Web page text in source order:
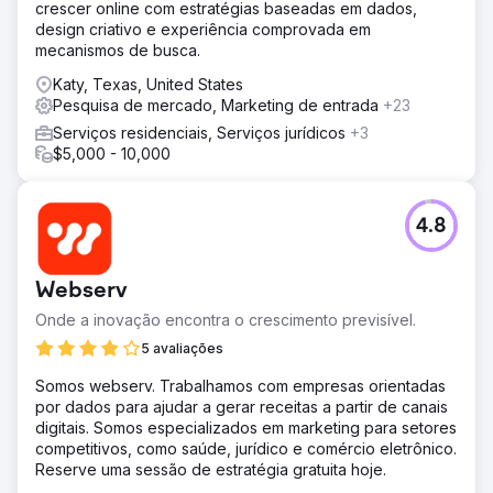
crescer online com estratégias baseadas em dados,
design criativo e experiência comprovada em
mecanismos de busca.
Katy, Texas, United States
Pesquisa de mercado, Marketing de entrada +23
Serviços residenciais, Serviços jurídicos +3
$5,000 - 10,000
Webserv
Onde a inovação encontra o crescimento previsível.
5 avaliações
4.8
Somos webserv. Trabalhamos com empresas orientadas
por dados para ajudar a gerar receitas a partir de canais
digitais. Somos especializados em marketing para setores
competitivos, como saúde, jurídico e comércio eletrônico.
Reserve uma sessão de estratégia gratuita hoje.